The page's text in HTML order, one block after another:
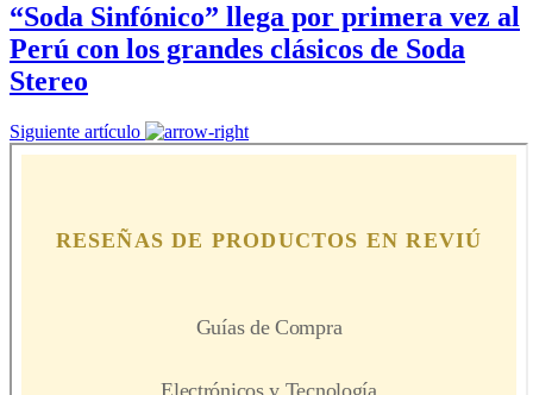
“Soda Sinfónico” llega por primera vez al
Perú con los grandes clásicos de Soda
Stereo
Siguiente artículo